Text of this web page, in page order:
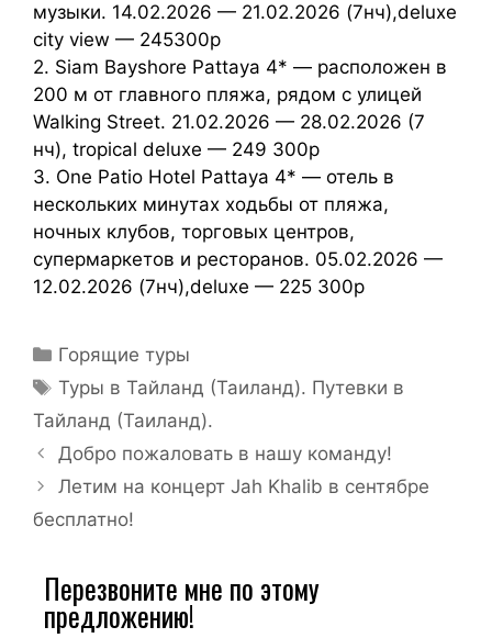
музыки. 14.02.2026 — 21.02.2026 (7нч),deluxe
city view — 245300р
2. Siam Bayshore Pattaya 4* — расположен в
200 м от главного пляжа, рядом с улицей
Walking Street. 21.02.2026 — 28.02.2026 (7
нч), tropical deluxe — 249 300р
3. One Patio Hotel Pattaya 4* — отель в
нескольких минутах ходьбы от пляжа,
ночных клубов, торговых центров,
супермаркетов и ресторанов. 05.02.2026 —
12.02.2026 (7нч),deluxe — 225 300р
Горящие туры
Туры в Тайланд (Таиланд). Путевки в
Тайланд (Таиланд).
Добро пожаловать в нашу команду!
Летим на концерт Jah Khalib в сентябре
бесплатно!
Перезвоните мне по этому
предложению!